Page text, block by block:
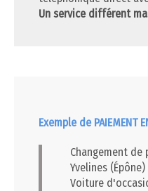
Un service différent
Exemple de PAIEMENT
Changement de
Yvelines (Épône)
Voiture